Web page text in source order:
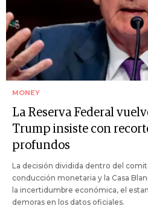
MONEY
La Reserva Federal
Trump insiste con
profundos
La decisión dividida dentro del
conducción monetaria y la Casa
la incertidumbre económica, el
demoras en los datos oficiales.